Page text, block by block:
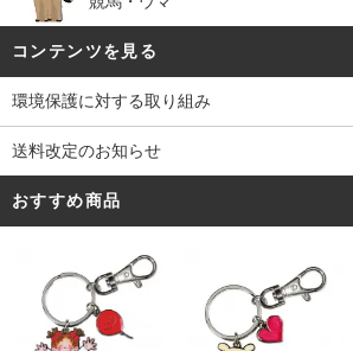
コンテンツを見る
環境保護に対する取り組み
送料改定のお知らせ
おすすめ商品